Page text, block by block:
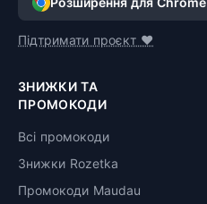
Підтримати проєкт ❤️
ЗНИЖКИ ТА
ПРОМОКОДИ
Всі промокоди
Знижки Rozetka
Промокоди Maudau